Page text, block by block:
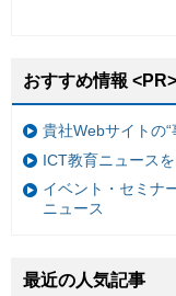
おすすめ情報 <PR>
貴社Webサイトの
ICT教育ニュース
イベント・セミナ
ニュース
最近の人気記事